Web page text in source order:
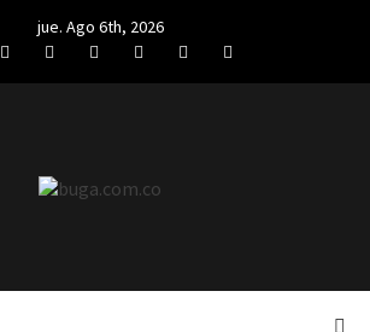
jue. Ago 6th, 2026
FacebookTwitterLinkedIn
VK YouTubeInstagram